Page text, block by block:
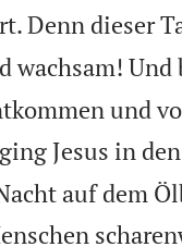
Denn dieser
wachsam!
und
Jesus in
auf dem